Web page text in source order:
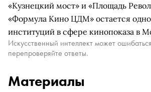
«Кузнецкий мост» и «Площадь
«Формула Кино ЦДМ» остается
институций в сфере кинопоказа в
Искусственный интеллект может
перепроверяйте ответы.
Материалы